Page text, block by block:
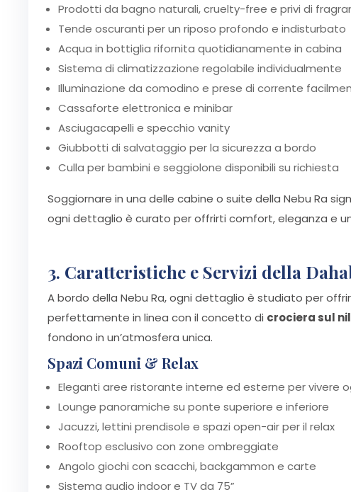
Prodotti da bagno naturali, cruelty-free e privi di
Tende oscuranti per un riposo profondo e indisturbato
Acqua in bottiglia rifornita quotidianamente in cabina
Sistema di climatizzazione regolabile individualmente
Illuminazione da comodino e prese di corrente
Cassaforte elettronica e minibar
Asciugacapelli e specchio vanity
Giubbotti di salvataggio per la sicurezza a bordo
Culla per bambini e seggiolone disponibili su richiesta
Soggiornare in una delle cabine o suite della Nebu Ra
ogni dettaglio è curato per offrirti comfort, eleganza e
3. Caratteristiche e Servizi della
A bordo della Nebu Ra, ogni dettaglio è studiato per
perfettamente in linea con il concetto di crociera sul
fondono in un’atmosfera unica.
Spazi Comuni & Relax
Eleganti aree ristorante interne ed esterne per vivere
Lounge panoramiche su ponte superiore e inferiore
Jacuzzi, lettini prendisole e spazi open-air per il relax
Rooftop esclusivo con zone ombreggiate
Angolo giochi con scacchi, backgammon e carte
Sistema audio indoor e TV da 75”